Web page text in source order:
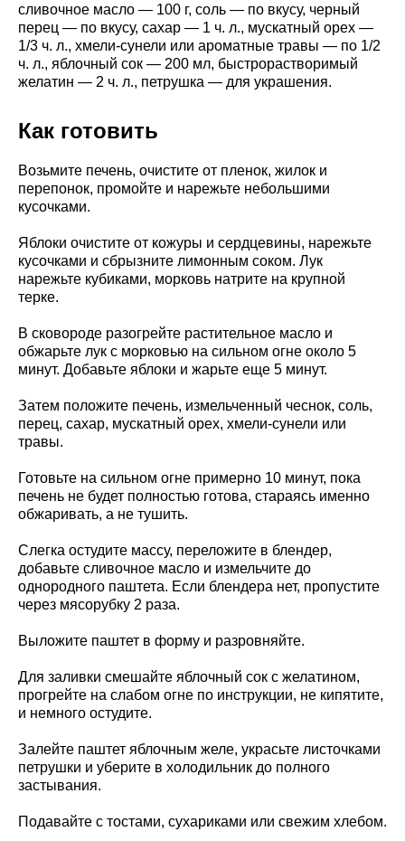
сливочное масло — 100 г, соль — по вкусу, черный
перец — по вкусу, сахар — 1 ч. л., мускатный орех —
1/3 ч. л., хмели-сунели или ароматные травы — по 1/2
ч. л., яблочный сок — 200 мл, быстрорастворимый
желатин — 2 ч. л., петрушка — для украшения.
Как готовить
Возьмите печень, очистите от пленок, жилок и
перепонок, промойте и нарежьте небольшими
кусочками.
Яблоки очистите от кожуры и сердцевины, нарежьте
кусочками и сбрызните лимонным соком. Лук
нарежьте кубиками, морковь натрите на крупной
терке.
В сковороде разогрейте растительное масло и
обжарьте лук с морковью на сильном огне около 5
минут. Добавьте яблоки и жарьте еще 5 минут.
Затем положите печень, измельченный чеснок, соль,
перец, сахар, мускатный орех, хмели-сунели или
травы.
Готовьте на сильном огне примерно 10 минут, пока
печень не будет полностью готова, стараясь именно
обжаривать, а не тушить.
Слегка остудите массу, переложите в блендер,
добавьте сливочное масло и измельчите до
однородного паштета. Если блендера нет, пропустите
через мясорубку 2 раза.
Выложите паштет в форму и разровняйте.
Для заливки смешайте яблочный сок с желатином,
прогрейте на слабом огне по инструкции, не кипятите,
и немного остудите.
Залейте паштет яблочным желе, украсьте листочками
петрушки и уберите в холодильник до полного
застывания.
Подавайте с тостами, сухариками или свежим хлебом.